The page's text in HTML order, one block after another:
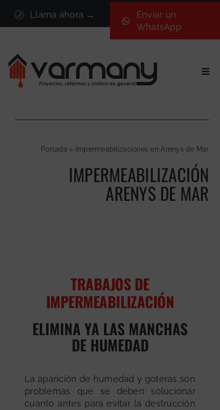
contenido
Llama ahora →
Enviar un
WhatsApp
Sectores
Proyectos
Portada » Impermeabilizaciones en Arenys de Mar
IMPERMEABILIZACIÓN
ARENYS DE MAR
TRABAJOS DE
IMPERMEABILIZACIÓN
ELIMINA YA LAS MANCHAS
DE HUMEDAD
La aparición de humedad y goteras son
problemas que se deben solucionar
cuanto antes para evitar la destrucción